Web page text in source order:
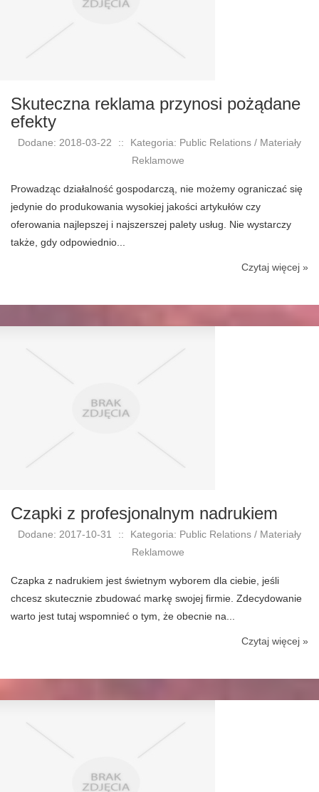
Skuteczna reklama przynosi pożądane
efekty
Dodane: 2018-03-22 ::
Kategoria: Public Relations / Materiały
Reklamowe
Prowadząc działalność gospodarczą, nie możemy ograniczać się
jedynie do produkowania wysokiej jakości artykułów czy
oferowania najlepszej i najszerszej palety usług. Nie wystarczy
także, gdy odpowiednio...
Czytaj więcej »
Czapki z profesjonalnym nadrukiem
Dodane: 2017-10-31 ::
Kategoria: Public Relations / Materiały
Reklamowe
Czapka z nadrukiem jest świetnym wyborem dla ciebie, jeśli
chcesz skutecznie zbudować markę swojej firmie. Zdecydowanie
warto jest tutaj wspomnieć o tym, że obecnie na...
Czytaj więcej »